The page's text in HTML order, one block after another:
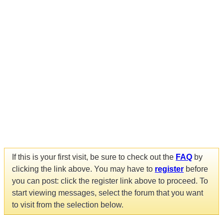
If this is your first visit, be sure to check out the FAQ by
clicking the link above. You may have to register before
you can post: click the register link above to proceed. To
start viewing messages, select the forum that you want
to visit from the selection below.